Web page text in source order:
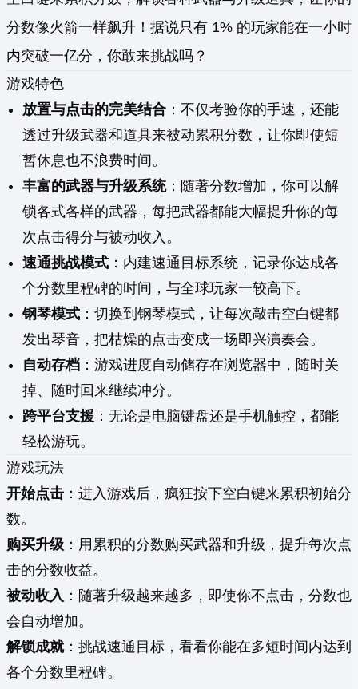
分数像火箭一样飙升！据说只有 1% 的玩家能在一小时
内突破一亿分，你敢来挑战吗？
游戏特色
放置与点击的完美结合 ：不仅考验你的手速，还能
透过升级武器和道具来被动累积分数，让你即使短
暂休息也不浪费时间。
丰富的武器与升级系统：随著分数增加，你可以解
锁各式各样的武器，每把武器都能大幅提升你的每
次点击得分与被动收入。
速通挑战模式 ：内建速通目标系统，记录你达成各
个分数里程碑的时间，与全球玩家一较高下。
钢琴模式 ：切换到钢琴模式，让每次敲击空白键都
发出琴音，把枯燥的点击变成一场即兴演奏会。
自动存档 ：游戏进度自动储存在浏览器中，随时关
掉、随时回来继续冲分。
跨平台支援 ：无论是电脑键盘还是手机触控，都能
轻松游玩。
游戏玩法
开始点击 ：进入游戏后，疯狂按下空白键来累积初始分
数。
购买升级 ：用累积的分数购买武器和升级，提升每次点
击的分数收益。
被动收入 ：随著升级越来越多，即使你不点击，分数也
会自动增加。
解锁成就：挑战速通目标，看看你能在多短时间内达到
各个分数里程碑。